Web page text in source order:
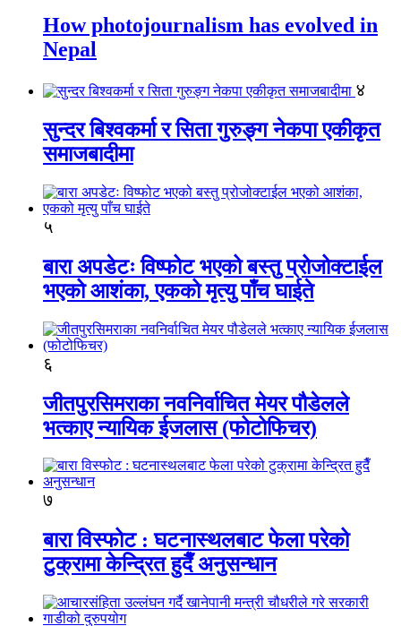
How photojournalism has evolved in
Nepal
४
सुन्दर बिश्वकर्मा र सिता गुरुङ्ग नेकपा एकीकृत
समाजबादीमा
५
बारा अपडेटः विष्फोट भएको बस्तु प्रोजोक्टाईल
भएको आशंका, एकको मृत्यु पाँच घाईते
६
जीतपुरसिमराका नवनिर्वाचित मेयर पौडेलले
भत्काए न्यायिक ईजलास (फोटोफिचर)
७
बारा विस्फोट : घटनास्थलबाट फेला परेको
टुक्रामा केन्द्रित हुदैँ अनुसन्धान